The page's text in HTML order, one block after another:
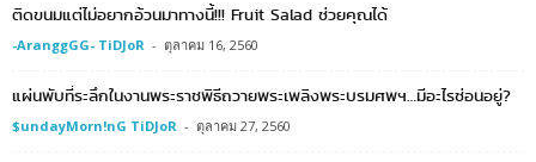
ติดขนมแต่ไม่อยากอ้วนมาทางนี้!!! Fruit Salad ช่วยคุณได้
-AranggGG- TiDJoR - ตุลาคม 16, 2560
แผ่นพับที่ระลึกในงานพระราชพิธีถวายพระเพลิงพระบรมศพฯ…มีอะไรซ่อนอยู่?
$undayMorn!nG TiDJoR - ตุลาคม 27, 2560